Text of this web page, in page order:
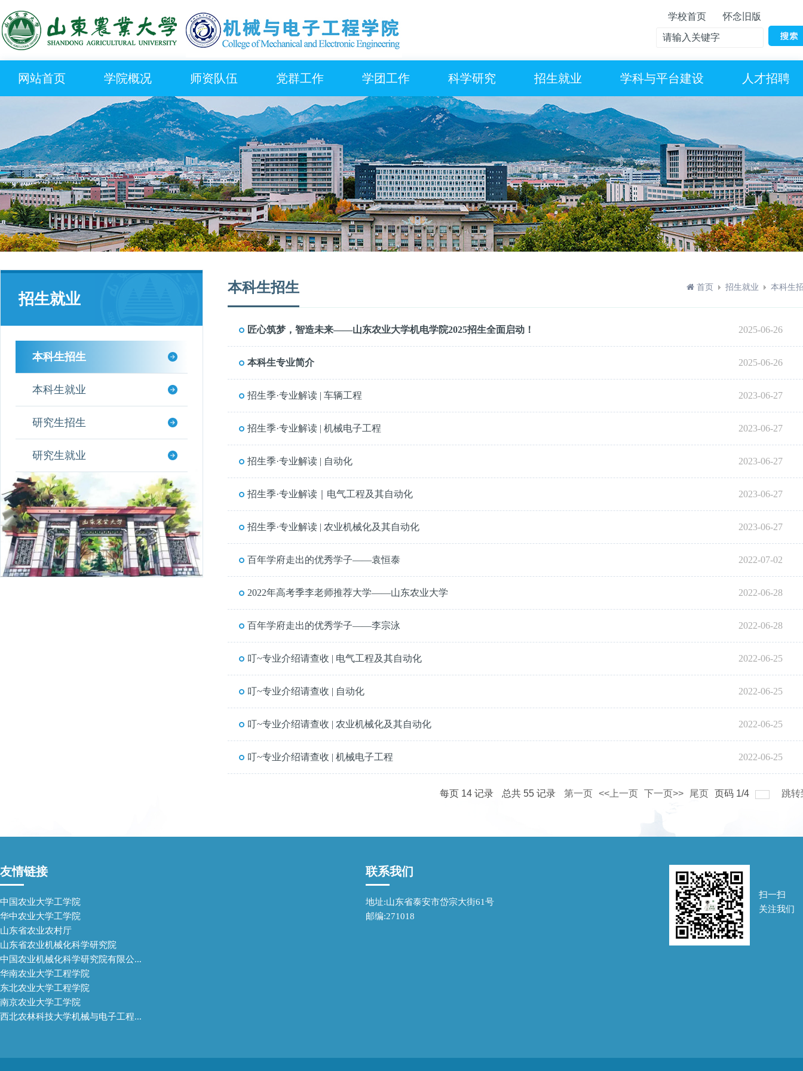
学校首页 怀念旧版
网站首页 学院概况 师资队伍 党群工作 学团工作 科学研究 招生就业 学科与平台建设 人才招聘
本科生招生 首页 招生就业 本科生
匠心筑梦，智造未来——山东农业大学机电学院2025招生全面启动！ 2025-06-26
本科生专业简介 2025-06-26
招生季·专业解读 | 车辆工程 2023-06-27
招生季·专业解读 | 机械电子工程 2023-06-27
招生季·专业解读 | 自动化 2023-06-27
招生季·专业解读｜电气工程及其自动化 2023-06-27
招生季·专业解读 | 农业机械化及其自动化 2023-06-27
百年学府走出的优秀学子——袁恒泰 2022-07-02
2022年高考季李老师推荐大学——山东农业大学 2022-06-28
百年学府走出的优秀学子——李宗泳 2022-06-28
叮~专业介绍请查收 | 电气工程及其自动化 2022-06-25
叮~专业介绍请查收 | 自动化 2022-06-25
叮~专业介绍请查收 | 农业机械化及其自动化 2022-06-25
叮~专业介绍请查收 | 机械电子工程 2022-06-25
每页 14 记录 总共 55 记录 第一页 <<上一页 下一页>> 尾页 页码 1/4 跳
招生就业
本科生招生
本科生就业
研究生招生
研究生就业
友情链接
中国农业大学工学院
华中农业大学工学院
山东省农业农村厅
山东省农业机械化科学研究院
中国农业机械化科学研究院有限公...
华南农业大学工程学院
东北农业大学工程学院
南京农业大学工学院
西北农林科技大学机械与电子工程...
扫一扫
关注我们
联系我们
地址:山东省泰安市岱宗大街61号
邮编:271018